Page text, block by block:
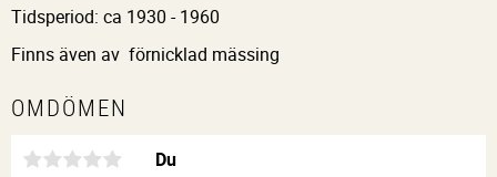
Tidsperiod: ca 1930 - 1960
Finns även av förnicklad mässing
OMDÖMEN
Du